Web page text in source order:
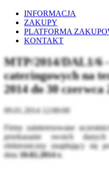
INFORMACJA
ZAKUPY
PLATFORMA
KONTAKT
MTP/2014/DAL1/6
cateringowych na
2014 do 30 czerwca
09.01.2014 12:00:00
Firmy zainteresowane
przekazanie swoich
elektroniczny znajdujący się
dnia 10.02.2014 r.